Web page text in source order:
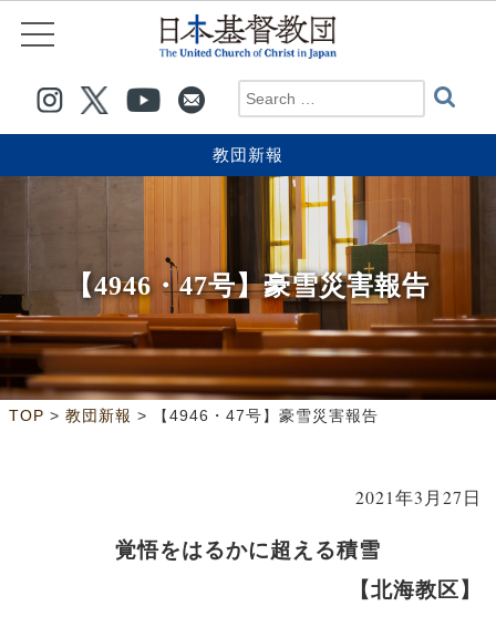
教団新報
【4946・47号】豪雪災害報告
TOP > 教団新報 > 【4946・47号】豪雪災害報告
2021年3月27日
覚悟をはるかに超える積雪
【北海教区】